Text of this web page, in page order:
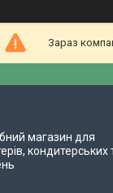
Зараз
магазин для
кондитерських